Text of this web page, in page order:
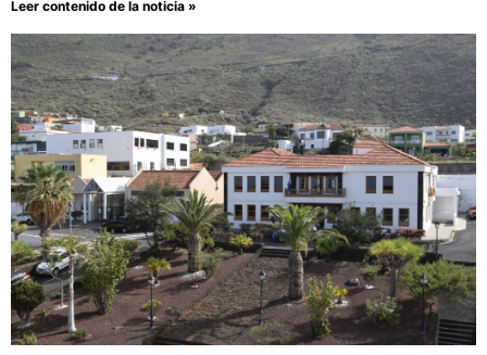
Leer contenido de la noticia »